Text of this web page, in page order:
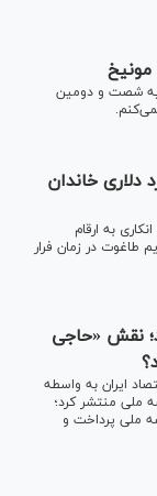
مونیخ
شصت و دومین
غربی از سرقت 40 میلیارد دلاری خاندان
به ارقام
طاغوت در زمان فرار
نقش «حاجی
ایران به واسطه
ملی منتشر کرد؛
خرید قرضه ملی پرداخت و